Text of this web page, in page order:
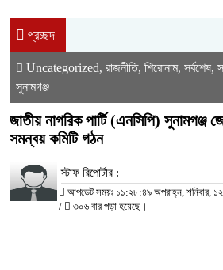
প্রচ্ছদ
Uncategorized, রাজনীতি, শিরোনাম, সর্বশেষ,
সুনামগঞ্জ
জাতীয় নাগরিক পার্টি (এনসিপি) সুনামগঞ্জ
সমন্বয় কমিটি গঠন
স্টাফ রিপোর্টার :
আপডেট সময়ঃ ১১:২৮:৪৯ অপরাহ্ন, শনিবার,
/
৩০৬ বার পড়া হয়েছে।